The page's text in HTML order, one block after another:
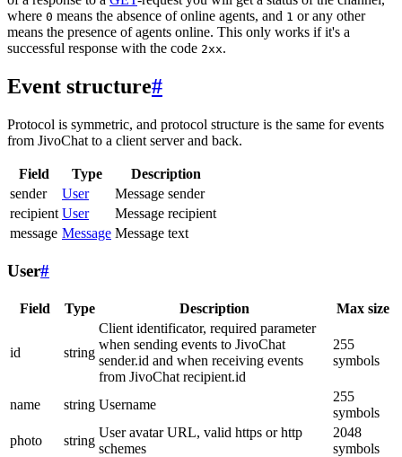
where 0 means the absence of online agents, and 1 or any other
means the presence of agents online. This only works if it's a
successful response with the code 2xx.
Event structure#
Protocol is symmetric, and protocol structure is the same for events
from JivoChat to a client server and back.
Field Type
Description
sender
User
Message sender
recipient User
Message recipient
message Message Message text
User#
Field Type Description Max size
id string
Client identificator, required parameter
when sending events to JivoChat
sender.id and when receiving events
from JivoChat recipient.id
255
symbols
name string Username
255
symbols
photo
string
User avatar URL, valid https or http
schemes
2048
symbols